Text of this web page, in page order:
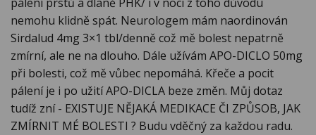
nemohu klidně spát. Neurologem mám naordinován
Sirdalud 4mg 3×1 tbl/denně což mě bolest nepatrně
zmírní, ale ne na dlouho. Dále užívám APO-DICLO 50mg
při bolesti, což mě vůbec nepomáhá. Křeče a pocit
pálení je i po užití APO-DICLA beze změn. Můj dotaz
tudíž zní - EXISTUJE NĚJAKÁ MEDIKACE ČI ZPŮSOB, JAK
ZMÍRNIT MÉ BOLESTI ? Budu vděčný za každou radu.